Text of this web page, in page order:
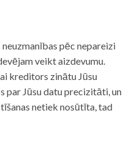
pēc nepareizi
veikt aizdevumu.
kreditors zinātu Jūsu
par Jūsu datu precizitāti, un
netiek nosūtīta, tad